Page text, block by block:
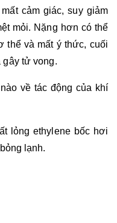
cảm giác, suy giảm
mỏi. Nặng hơn có thể
thể và mất ý thức, cuối
gây tử vong.
về tác động của khí
lỏng ethylene bốc hơi
lạnh.